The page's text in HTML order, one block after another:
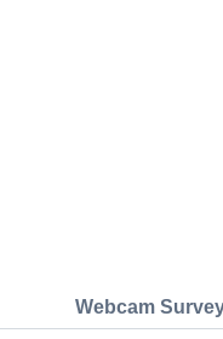
Webcam